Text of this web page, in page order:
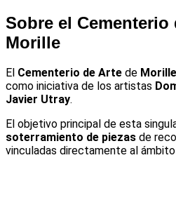
Sobre el Cementerio
Morille
El Cementerio de Arte de Morille
como iniciativa de los artistas
Javier Utray.
El objetivo principal de esta
soterramiento de piezas de
vinculadas directamente al ámbito